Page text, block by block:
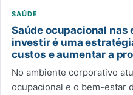
SAÚDE
Saúde ocupacional nas
investir é uma
custos e aumentar a
No ambiente corporativo
ocupacional e o bem-estar